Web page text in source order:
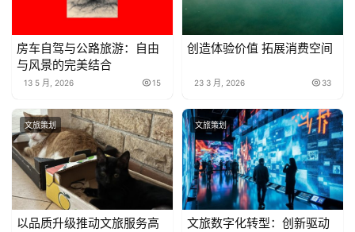
房车自驾与公路旅游：自由
与风景的完美结合
13 5 月, 2026 15
创造体验价值 拓展消费空间
23 3 月, 2026 33
文旅策划
以品质升级推动文旅服务高
文旅策划
文旅数字化转型：创新驱动